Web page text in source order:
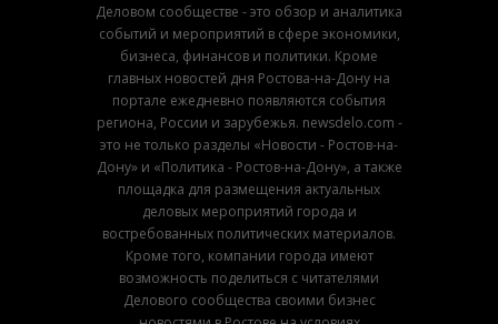
Деловом сообществе - это обзор и аналитика
событий и мероприятий в сфере экономики,
бизнеса, финансов и политики. Кроме
главных новостей дня Ростова-на-Дону на
портале ежедневно появляются события
региона, России и зарубежья. newsdelo.com -
это не только разделы «Новости - Ростов-на-
Дону» и «Политика - Ростов-на-Дону», а также
площадка для размещения актуальных
деловых мероприятий города и
востребованных политических материалов.
Кроме того, компании города имеют
возможность поделиться с читателями
Делового сообщества своими бизнес